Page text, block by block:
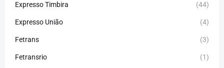
Expresso Timbira (44)
Expresso União (4)
Fetrans (3)
Fetransrio (1)